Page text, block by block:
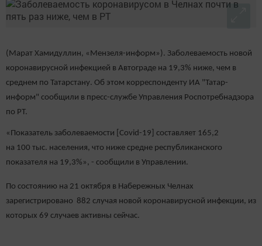
(Марат Хамидуллин, «Мензеля-информ»). Заболеваемость новой
коронавирусной инфекцией в Автограде на 19,3% ниже, чем в
среднем по Татарстану. Об этом корреспонденту ИА "Татар-
информ" сообщили в пресс-службе Управления Роспотребнадзора
по РТ.
«Показатель заболеваемости [Covid-19] составляет 165,2
на 100 тыс. населения, что ниже средне республиканского
показателя на 19,3%», - сообщили в Управлении.
По состоянию на 21 октября в Набережных Челнах
зарегистрировано 882 случая новой коронавирусной инфекции, из
которых 69 случаев активны сейчас.